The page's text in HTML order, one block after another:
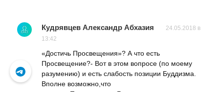
Кудрявцев Александр Абхазия
24.05.2018 в
13:42
«Достичь Просвещения»? А что есть
Просвещение?- Вот в этом вопросе (по моему
разумению) и есть слабость позиции Буддизма.
Вполне возможно,что